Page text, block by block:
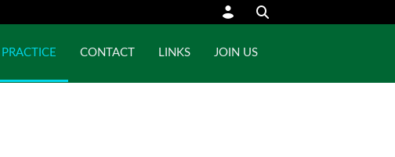
PRACTICE CONTACT LINKS JOIN US